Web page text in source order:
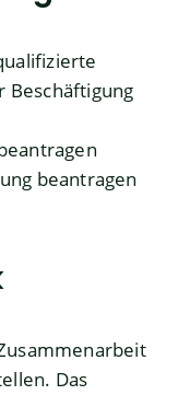
Beschäftigung
beantragen
Das